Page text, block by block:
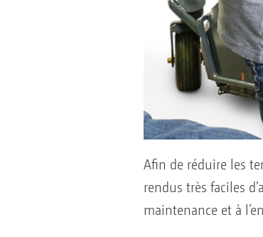
Afin de réduire les
rendus très faciles
maintenance et à